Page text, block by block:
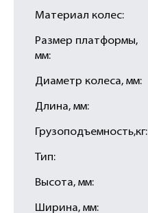
Материал колес:
Размер платформы,
мм:
Диаметр колеса, мм:
Длина, мм:
Грузоподъемность,кг:
Тип:
Высота, мм:
Ширина, мм: